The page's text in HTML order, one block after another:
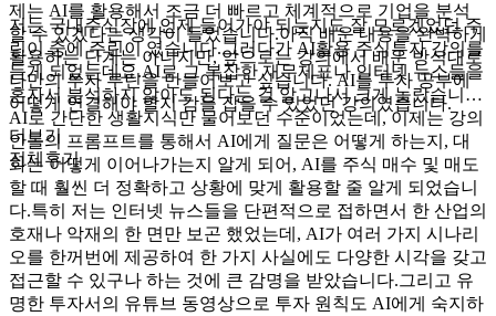
제는 AI를 활용해서 조금 더 빠르고 체계적으로 기업을 분석
할 수 있겠다는 생각이 들었습니다.아직 배운 내용을 완벽하게
활용하는 단계는 아니지만, 앞으로는 강의에서 배운 방식대로
나만의 투자 루틴을 만들어보고 싶습니다. AI를 투자 공부에
어떻게 연결해야 할지 감을 잡을 수 있었던 강의였습니다.
저는 국내주식장에 언제 들어가야 되는지도 잘 모르겠었던 주
린이 중에 주린이 였습니다.그러다가 AI활용 주식투자 강의를
듣게 되었는데요.AI로 그 복잡한 재무제표나 인터넷 뉴스들을
혼자서 분석하지 않아도 된다는 걸 알고나서 크게 놀랐습니다.
AI로 간단한 생활지식만 물어보던 수준이었는데, 이제는 강의
안들의 프롬프트를 통해서 AI에게 질문은 어떻게 하는지, 대
화는 어떻게 이어나가는지 알게 되어, AI를 주식 매수 및 매도
할 때 훨씬 더 정확하고 상황에 맞게 활용할 줄 알게 되었습니
다.특히 저는 인터넷 뉴스들을 단편적으로 접하면서 한 산업의
호재나 악재의 한 면만 보곤 했었는데, AI가 여러 가지 시나리
오를 한꺼번에 제공하여 한 가지 사실에도 다양한 시각을 갖고
접근할 수 있구나 하는 것에 큰 감명을 받았습니다.그리고 유
명한 투자서의 유튜브 동영상으로 투자 원칙도 AI에게 숙지하
더보기
전체후기